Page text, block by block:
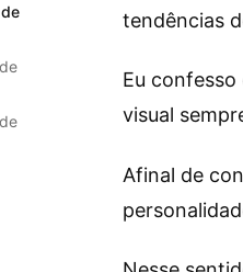
tendências
Eu confesso
visual
Afinal de